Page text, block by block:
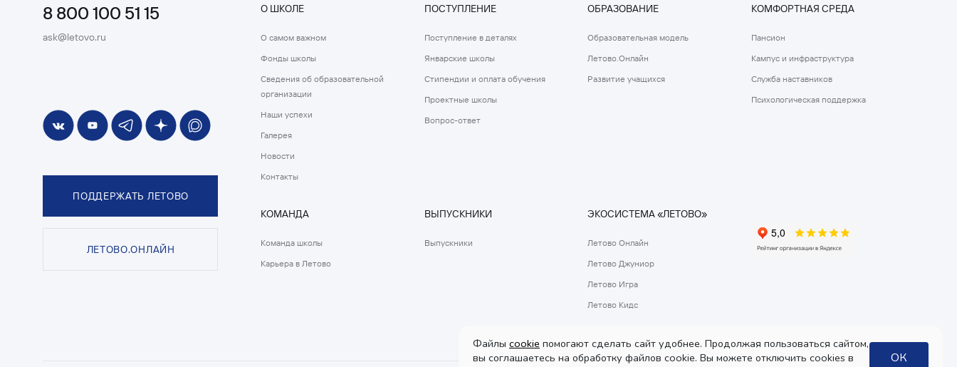
8 800 100 51 15
ask@letovo.ru
ПОДДЕРЖАТЬ ЛЕТОВО
ЛЕТОВО.ОНЛАЙН
О ШКОЛЕ
О самом важном
Фонды школы
Сведения об образовательной
организации
Наши успехи
Галерея
Новости
Контакты
ПОСТУПЛЕНИЕ
Поступление в деталях
Январские школы
Стипендии и оплата обучения
Проектные школы
Вопрос-ответ
ОБРАЗОВАНИЕ
Образовательная модель
Летово.Онлайн
Развитие учащихся
КОМФОРТНАЯ СРЕДА
Пансион
Кампус и инфраструктура
Служба наставников
Психологическая поддержка
КОМАНДА
Команда школы
Карьера в Летово
ВЫПУСКНИКИ
Выпускники
ЭКОСИСТЕМА «ЛЕТОВО»
Летово Онлайн
Летово Джуниор
Летово Игра
Летово Кидс
Файлы cookie помогают сделать сайт удобнее. Продолжая пользоваться сайтом,
вы соглашаетесь на обработку файлов cookie. Вы можете отключить cookies в
ОК